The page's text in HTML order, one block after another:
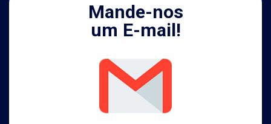
Mande-nos
um E-mail!